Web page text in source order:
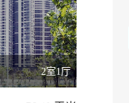
2室1厅